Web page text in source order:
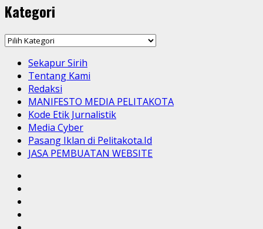
Kategori
Kategori
Sekapur Sirih
Tentang Kami
Redaksi
MANIFESTO MEDIA PELITAKOTA
Kode Etik Jurnalistik
Media Cyber
Pasang Iklan di Pelitakota.Id
JASA PEMBUATAN WEBSITE